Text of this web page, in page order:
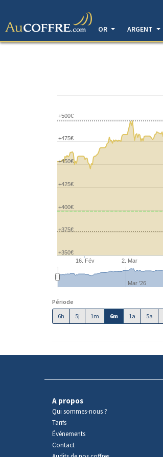
OR
ARGENT
16. Fév 2. Mar
Mar '26
+350€
+375€
+400€
+425€
+450€
+475€
+500€
Période
6h
5j 1m 6m 1a 5a
A propos
Qui sommes-nous ?
Tarifs
Événements
Contact